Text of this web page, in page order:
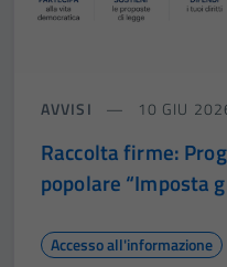
AVVISI 10 GIU
Raccolta firme:
popolare “Imposta
Accesso all'informazione